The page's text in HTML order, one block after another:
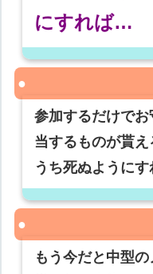
にすれば…
参加するだけで
当するものが貰
うち死ぬように
もう今だと中型